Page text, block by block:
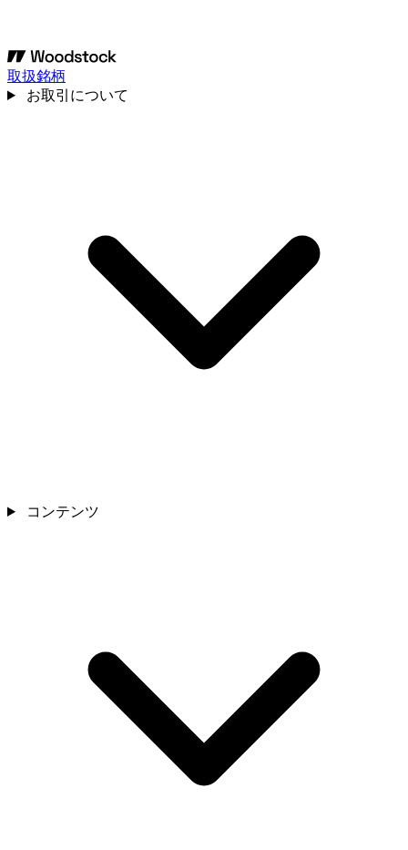
取扱銘柄
お取引について
コンテンツ